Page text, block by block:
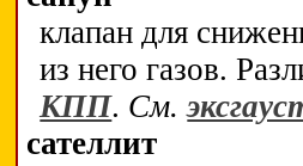
клапан для
из него газов.
КПП. См.
сателлит